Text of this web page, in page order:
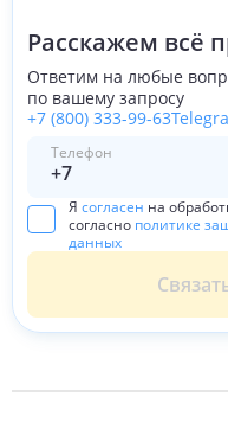
Расскажем всё
Ответим на любые
по вашему запросу
+7 (800) 333-99-63
Телефон
Я согласен на
согласно политике
данных